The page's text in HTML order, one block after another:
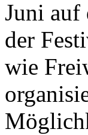
Juni auf
der
wie